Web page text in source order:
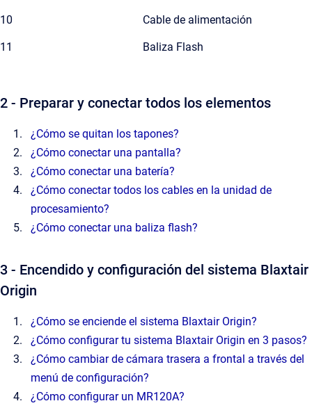
10 Cable de alimentación
11 Baliza Flash
2 - Preparar y conectar todos los elementos
¿Cómo se quitan los tapones?
¿Cómo conectar una pantalla?
¿Cómo conectar una batería?
¿Cómo conectar todos los cables en la unidad de
procesamiento?
¿Cómo conectar una baliza flash?
3 - Encendido y configuración del sistema Blaxtair
Origin
¿Cómo se enciende el sistema Blaxtair Origin?
¿Cómo configurar tu sistema Blaxtair Origin en 3 pasos?
¿Cómo cambiar de cámara trasera a frontal a través del
menú de configuración?
¿Cómo configurar un MR120A?